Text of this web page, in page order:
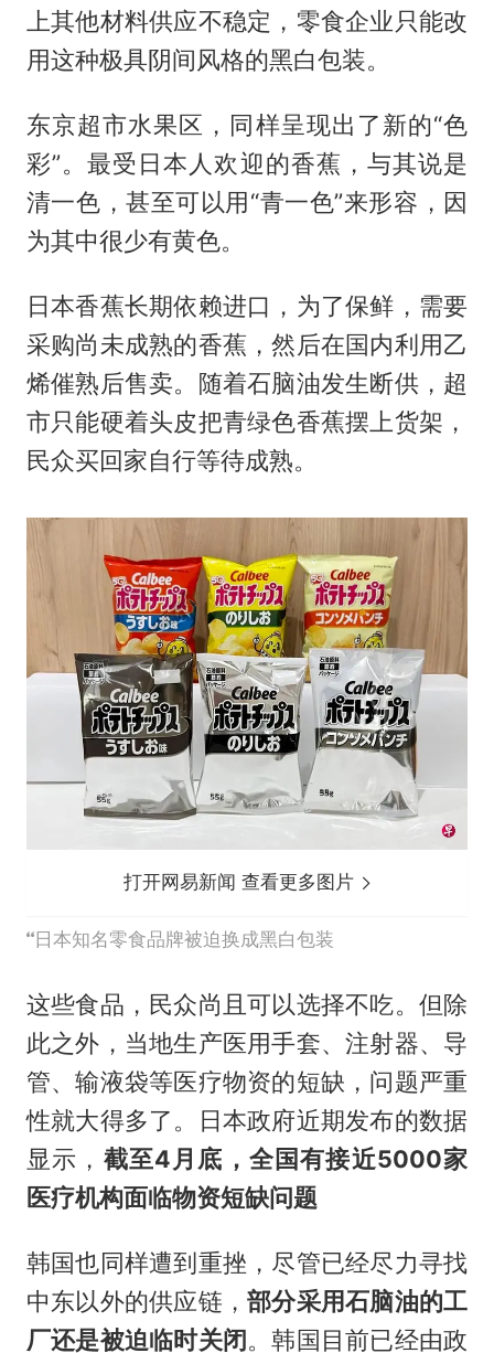
上其他材料供应不稳定，零食企业只能改
用这种极具阴间风格的黑白包装。
东京超市水果区，同样呈现出了新的“色
彩”。最受日本人欢迎的香蕉，与其说是
清一色，甚至可以用“青一色”来形容，因
为其中很少有黄色。
日本香蕉长期依赖进口，为了保鲜，需要
采购尚未成熟的香蕉，然后在国内利用乙
烯催熟后售卖。随着石脑油发生断供，超
市只能硬着头皮把青绿色香蕉摆上货架，
民众买回家自行等待成熟。
打开网易新闻 查看更多图片
日本知名零食品牌被迫换成黑白包装
这些食品，民众尚且可以选择不吃。但除
此之外，当地生产医用手套、注射器、导
管、输液袋等医疗物资的短缺，问题严重
性就大得多了。日本政府近期发布的数据
显示， 截至4月底，全国有接近5000家
医疗机构面临物资短缺问题
韩国也同样遭到重挫，尽管已经尽力寻找
中东以外的供应链，部分采用石脑油的工
厂还是被迫临时关闭。韩国目前已经由政